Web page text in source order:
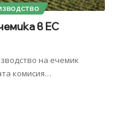
в ЕС
на ечемик
комисия…